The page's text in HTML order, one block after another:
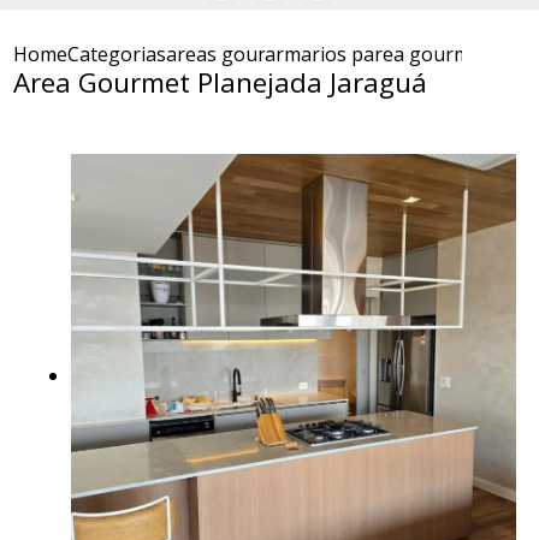
HomeCategoriasareas gourmet planejadas
armarios planejados para
area gourmet
Area Gourmet Planejada Jaraguá